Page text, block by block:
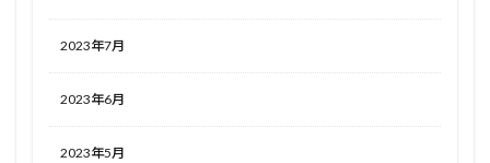
2023年7月
2023年6月
2023年5月